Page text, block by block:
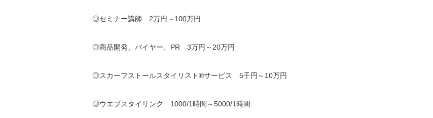
◎セミナー講師 2万円～100万円
◎商品開発、バイヤー、PR 3万円～20万円
◎スカーフストールスタイリスト®サービス 5千円～10万円
◎ウエブスタイリング 1000/1時間～5000/1時間